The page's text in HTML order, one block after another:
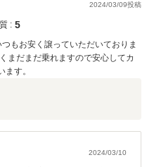
2024/03/09投稿
: 5
もお安く譲っていただいておりま
まだまだ乗れますので安心してカ
す。
2024/03/10